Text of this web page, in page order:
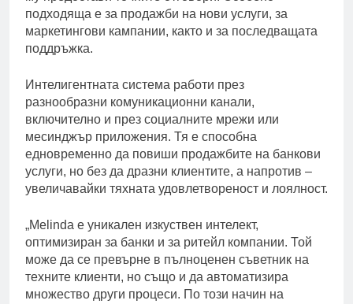
подходяща е за продажби на нови услуги, за
маркетингови кампании, както и за последващата
поддръжка.
Интелигентната система работи през
разнообразни комуникационни канали,
включително и през социалните мрежи или
месинджър приложения. Тя е способна
едновременно да повиши продажбите на банкови
услуги, но без да дразни клиентите, а напротив –
увеличавайки тяхната удовлетвореност и лоялност.
„Melinda е уникален изкуствен интелект,
оптимизиран за банки и за ритейл компании. Той
може да се превърне в пълноценен съветник на
техните клиенти, но също и да автоматизира
множество други процеси. По този начин на